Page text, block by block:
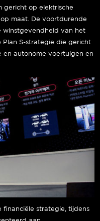
gericht op elektrische
maat. De voortdurende
winstgevendheid van het
S-strategie die gericht
en autonome voertuigen en
financiële strategie, tijdens